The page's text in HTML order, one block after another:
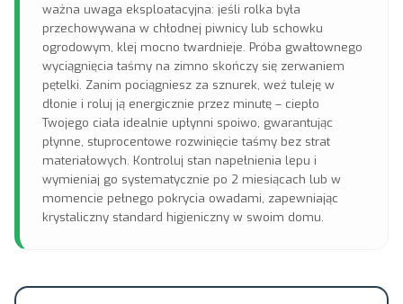
ważna uwaga eksploatacyjna: jeśli rolka była
przechowywana w chłodnej piwnicy lub schowku
ogrodowym, klej mocno twardnieje. Próba gwałtownego
wyciągnięcia taśmy na zimno skończy się zerwaniem
pętelki. Zanim pociągniesz za sznurek, weź tuleję w
dłonie i roluj ją energicznie przez minutę – ciepło
Twojego ciała idealnie upłynni spoiwo, gwarantując
płynne, stuprocentowe rozwinięcie taśmy bez strat
materiałowych. Kontroluj stan napełnienia lepu i
wymieniaj go systematycznie po 2 miesiącach lub w
momencie pełnego pokrycia owadami, zapewniając
krystaliczny standard higieniczny w swoim domu.